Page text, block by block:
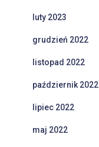
luty 2023
grudzień 2022
listopad 2022
październik 2022
lipiec 2022
maj 2022